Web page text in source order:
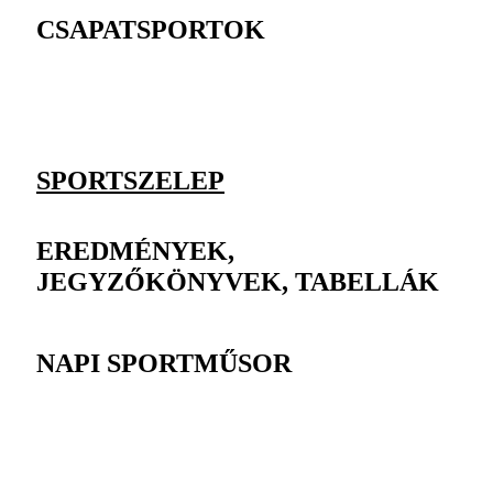
CSAPATSPORTOK
SPORTSZELEP
EREDMÉNYEK,
JEGYZŐKÖNYVEK, TABELLÁK
NAPI SPORTMŰSOR